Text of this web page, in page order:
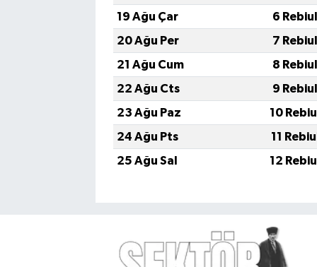
19 Ağu Çar
6
20 Ağu Per
7
21 Ağu Cum
8
22 Ağu Cts
9
23 Ağu Paz
10
24 Ağu Pts
11
25 Ağu Sal
12